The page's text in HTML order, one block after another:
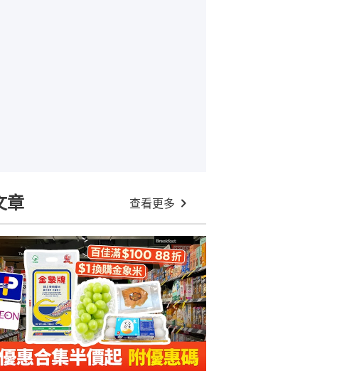
章 查看更多